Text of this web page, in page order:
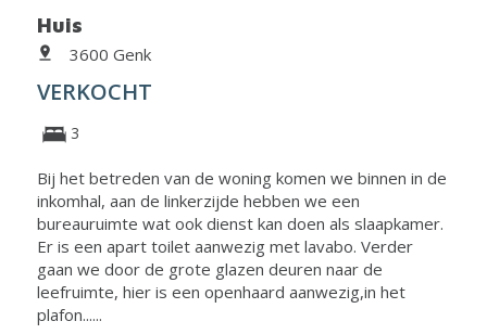
Huis
3600 Genk
VERKOCHT
3
Bij het betreden van de woning komen we binnen in de
inkomhal, aan de linkerzijde hebben we een
bureauruimte wat ook dienst kan doen als slaapkamer.
Er is een apart toilet aanwezig met lavabo. Verder
gaan we door de grote glazen deuren naar de
leefruimte, hier is een openhaard aanwezig,in het
plafon......